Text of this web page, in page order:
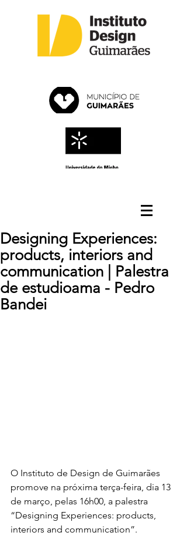
Designing Experiences:
products, interiors and
communication | Palestra
de estudioama - Pedro
Bandei
O Instituto de Design de Guimarães
promove na próxima terça-feira, dia 13
de março, pelas 16h00, a palestra
“Designing Experiences: products,
interiors and communication”.